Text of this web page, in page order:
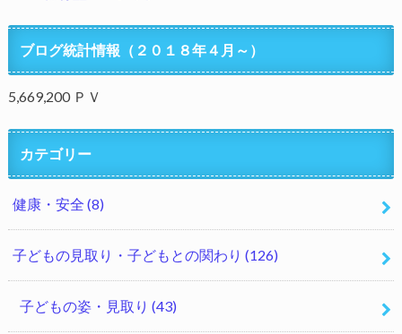
ブログ統計情報（２０１８年４月～）
5,669,200 ＰＶ
カテゴリー
健康・安全 (8)
子どもの見取り・子どもとの関わり (126)
子どもの姿・見取り (43)